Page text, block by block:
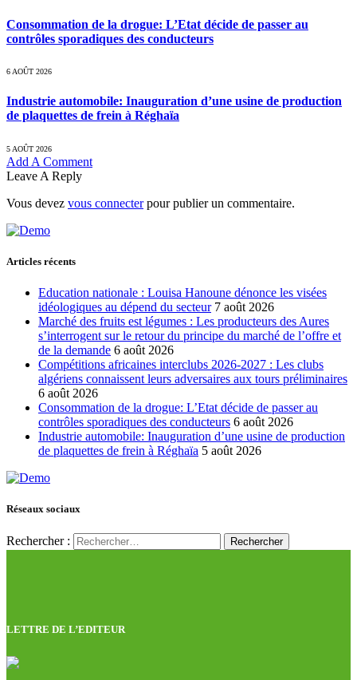
Consommation de la drogue: L’Etat décide de passer au
contrôles sporadiques des conducteurs
6 AOÛT 2026
Industrie automobile: Inauguration d’une usine de production
de plaquettes de frein à Réghaïa
5 AOÛT 2026
Add A Comment
Leave A Reply
Vous devez vous connecterpour publier un commentaire.
Articles récents
Education nationale : Louisa Hanoune dénonce les visées
idéologiques au dépend du secteur 7 août 2026
Marché des fruits est légumes : Les producteurs des Aures
s’interrogent sur le retour du principe du marché de l’offre et
de la demande 6 août 2026
Compétitions africaines interclubs 2026-2027 : Les clubs
algériens connaissent leurs adversaires aux tours préliminaires
6 août 2026
Consommation de la drogue: L’Etat décide de passer au
contrôles sporadiques des conducteurs 6 août 2026
Industrie automobile: Inauguration d’une usine de production
de plaquettes de frein à Réghaïa 5 août 2026
Réseaux sociaux
Rechercher :
LETTRE DE L’EDITEUR